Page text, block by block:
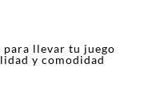
para llevar tu juego
y comodidad